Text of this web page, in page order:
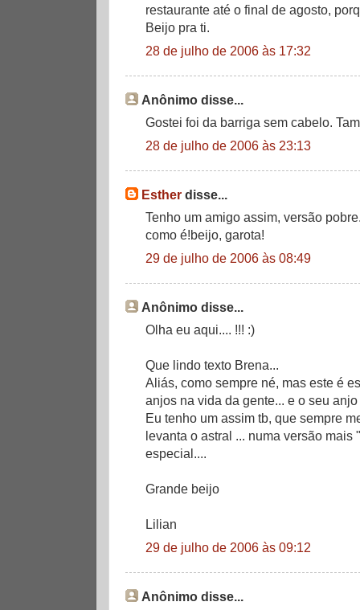
restaurante até o final de agosto,
Beijo pra ti.
28 de julho de 2006 às 17:32
Anônimo disse...
Gostei foi da barriga sem cabelo.
28 de julho de 2006 às 23:13
Esther disse...
Tenho um amigo assim, versão
como é!beijo, garota!
29 de julho de 2006 às 08:49
Anônimo disse...
Olha eu aqui.... !!! :)
Que lindo texto Brena...
Aliás, como sempre né, mas este é
anjos na vida da gente... e o seu
Eu tenho um assim tb, que sempre
levanta o astral ... numa versão mais
especial....
Grande beijo
Lilian
29 de julho de 2006 às 09:12
Anônimo disse...